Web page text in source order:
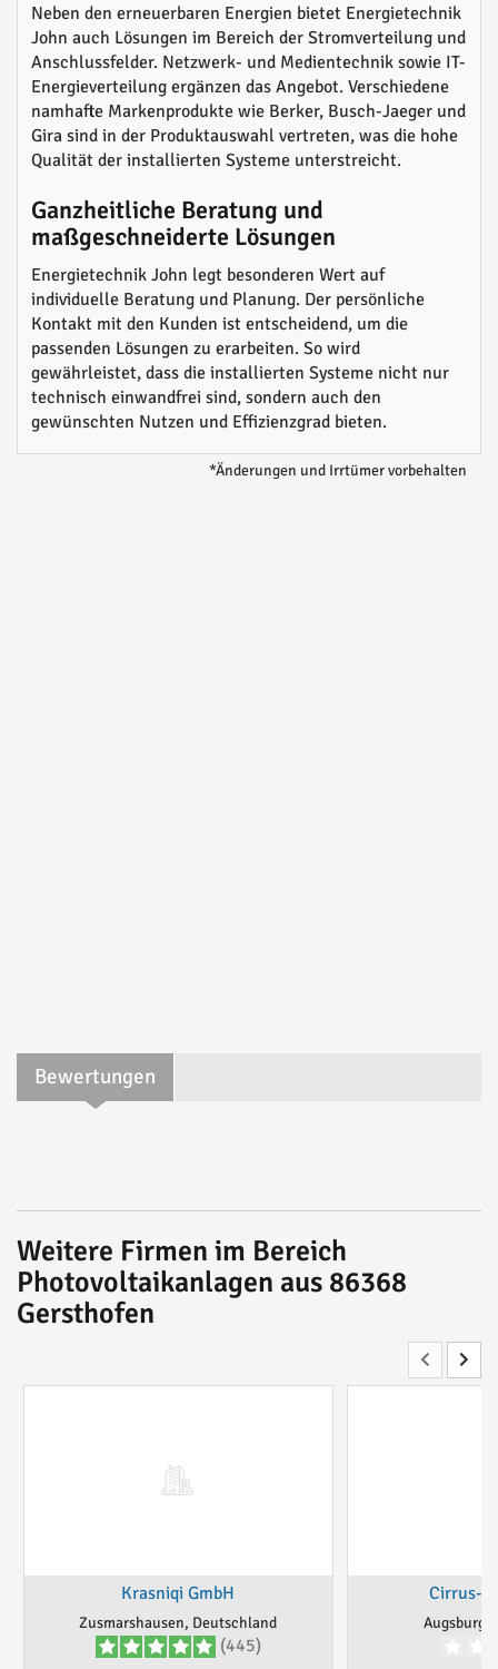
Neben den erneuerbaren Energien bietet Energietechnik
John auch Lösungen im Bereich der Stromverteilung und
Anschlussfelder. Netzwerk- und Medientechnik sowie IT-
Energieverteilung ergänzen das Angebot. Verschiedene
namhafte Markenprodukte wie Berker, Busch-Jaeger und
Gira sind in der Produktauswahl vertreten, was die hohe
Qualität der installierten Systeme unterstreicht.
Ganzheitliche Beratung und
maßgeschneiderte Lösungen
Energietechnik John legt besonderen Wert auf
individuelle Beratung und Planung. Der persönliche
Kontakt mit den Kunden ist entscheidend, um die
passenden Lösungen zu erarbeiten. So wird
gewährleistet, dass die installierten Systeme nicht nur
technisch einwandfrei sind, sondern auch den
gewünschten Nutzen und Effizienzgrad bieten.
*Änderungen und Irrtümer vorbehalten
Bewertungen
Weitere Firmen im Bereich
Photovoltaikanlagen aus 86368
Gersthofen
Krasniqi GmbH
Zusmarshausen, Deutschland
(445)
Cirrus-
Augsburg,